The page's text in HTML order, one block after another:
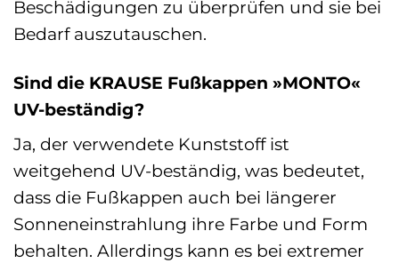
Beschädigungen zu überprüfen und sie bei
Bedarf auszutauschen.
Sind die KRAUSE Fußkappen »MONTO«
UV-beständig?
Ja, der verwendete Kunststoff ist
weitgehend UV-beständig, was bedeutet,
dass die Fußkappen auch bei längerer
Sonneneinstrahlung ihre Farbe und Form
behalten. Allerdings kann es bei extremer